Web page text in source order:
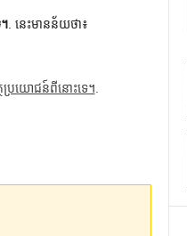
. នេះមានន័យថា៖
ប្រយោជន៍ពីនោះទេ។